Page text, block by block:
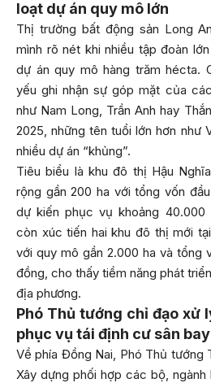
loạt dự án quy mô lớn
Thị trường bất động sản Long
mình rõ nét khi nhiều tập đoàn
dự án quy mô hàng trăm hécta.
yếu ghi nhận sự góp mặt của
như Nam Long, Trần Anh hay
2025, những tên tuổi lớn hơn như
nhiều dự án “khủng”.
Tiêu biểu là khu đô thị Hậu
rộng gần 200 ha với tổng vốn
dự kiến phục vụ khoảng 40.000
còn xúc tiến hai khu đô thị mới
với quy mô gần 2.000 ha và tổng
đồng, cho thấy tiềm năng phát
địa phương.
Phó Thủ tướng chỉ đạo xử
phục vụ tái định cư sân
Về phía Đồng Nai, Phó Thủ tướng
Xây dựng phối hợp các bộ, ngành